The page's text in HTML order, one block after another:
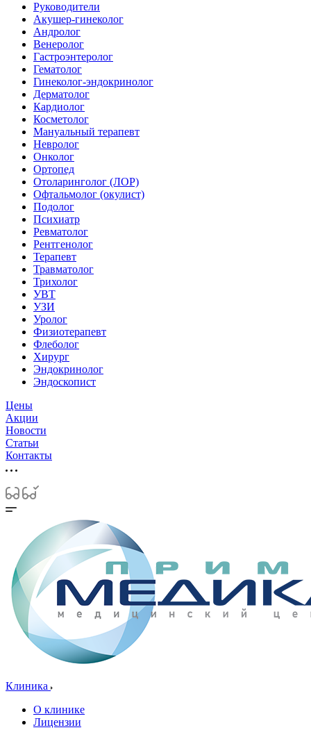
Руководители
Акушер-гинеколог
Андролог
Венеролог
Гастроэнтеролог
Гематолог
Гинеколог-эндокринолог
Дерматолог
Кардиолог
Косметолог
Мануальный терапевт
Невролог
Онколог
Ортопед
Отоларинголог (ЛОР)
Офтальмолог (окулист)
Подолог
Психиатр
Ревматолог
Рентгенолог
Терапевт
Травматолог
Трихолог
УВТ
УЗИ
Уролог
Физиотерапевт
Флеболог
Хирург
Эндокринолог
Эндоскопист
Цены
Акции
Новости
Статьи
Контакты
Клиника
О клинике
Лицензии